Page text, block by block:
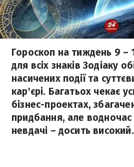
Гороскоп на тиждень 9 –
для всіх знаків Зодіаку
насичених події та
кар'єрі. Багатьох чекає
бізнес-проектах,
придбання, але водночас
невдачі – досить високий.